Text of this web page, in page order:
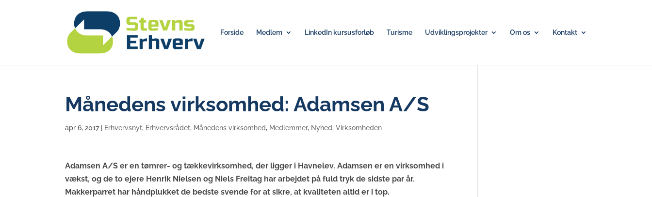
Forside Medlem LinkedIn kursusforløb Turisme Udviklingsprojekter Om os Kontakt
Månedens virksomhed: Adamsen A/S
apr 6, 2017| Erhvervsnyt, Erhvervsrådet, Månedens virksomhed, Medlemmer, Nyhed,Virksomheden
Adamsen A/S er en tømrer- og tækkevirksomhed, der ligger i Havnelev. Adamsen er en virksomhed i
vækst, og de to ejere Henrik Nielsen og Niels Freitag har arbejdet på fuld tryk de sidste par år.
Makkerparret har håndplukket de bedste svende for at sikre, at kvaliteten altid er i top.